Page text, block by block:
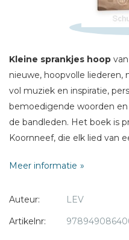
Kleine sprankjes hoop van
nieuwe, hoopvolle liederen,
vol muziek en inspiratie,
bemoedigende woorden
de bandleden. Het boek is
Koornneef, die elk lied van
Muziek raakt, troost en
sprankjes hoopwil LEV
aanreiken, hoop uitdelen en
Meer informatie
Auteur:
LEV
Artikelnr: